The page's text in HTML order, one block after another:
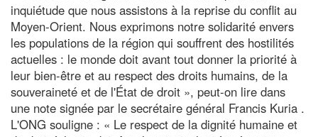
inquiétude que nous assistons à la reprise du conflit au
Moyen-Orient. Nous exprimons notre solidarité envers
les populations de la région qui souffrent des hostilités
actuelles : le monde doit avant tout donner la priorité à
leur bien-être et au respect des droits humains, de la
souveraineté et de l'État de droit », peut-on lire dans
une note signée par le secrétaire général Francis Kuria .
L'ONG souligne : « Le respect de la dignité humaine et